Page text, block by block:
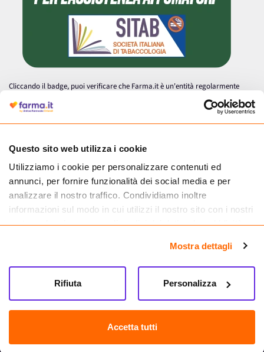
Questo sito web utilizza i cookie
Utilizziamo i cookie per personalizzare contenuti ed
annunci, per fornire funzionalità dei social media e per
analizzare il nostro traffico. Condividiamo inoltre
informazioni sul modo in cui utilizzi il nostro sito con i nostri
partner che si occupano di analisi dei dati web, pubblicità e
informazioni che hai fornito loro o che hanno raccolto dal
tuo utilizzo dei loro servizi.
Mostra dettagli
Accetta tutti
Personalizza
Rifiuta
Cliccando il badge, puoi verificare che Farma.it è un'entità regolarmente
autorizzata dal Ministero della Salute a effettuare la vendita online di
medicinali.
Farma.it S.a.s. P. IVA 07417261216 REA: NA-884088
CREDITS
Sede legale Via delle Repubbliche Marinare 128, 80147 Napoli